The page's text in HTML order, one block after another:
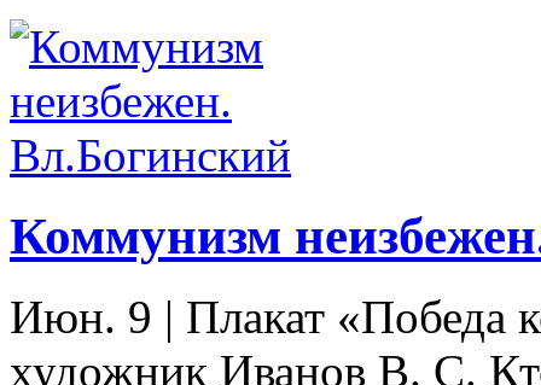
Коммунизм
Июн. 9 | Плакат «Победа
художник Иванов В. С.